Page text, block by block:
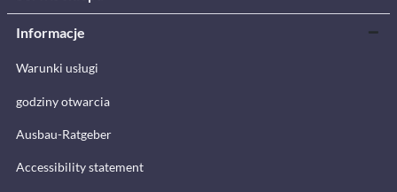
Informacje
Warunki usługi
godziny otwarcia
Ausbau-Ratgeber
Accessibility statement